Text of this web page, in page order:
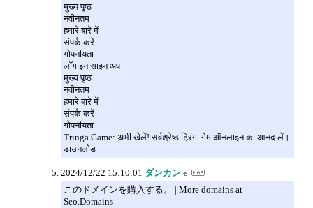
मुख्य पृष्ठ
नवीनतम
हमारे बारे में
संपर्क करें
गोपनीयता
लॉग इन साइन अप
मुख्य पृष्ठ
नवीनतम
हमारे बारे में
संपर्क करें
गोपनीयता
Tringa Game: अभी खेलें! सर्वश्रेष्ठ ट्रिंगा गेम ऑनलाइन का आनंद लें।
डाउनलोड
2024/12/22 15:10:01 ダンカン
このドメインを購入する。 | More domains at
Seo.Domains